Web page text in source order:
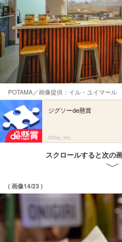
​POTAMA／画像提供：イル・ユイマール
ジグソーde懸賞
Ohte, Inc.
スクロールすると次の
( 画像14/23 )